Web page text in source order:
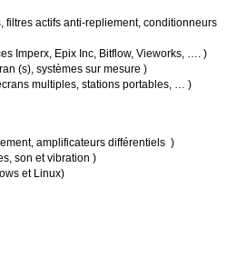
filtres actifs anti-repliement, conditionneurs
Imperx, Epix Inc, Bitflow, Vieworks, …. )
(s), systèmes sur mesure )
multiples, stations portables, … )
amplificateurs différentiels )
son et vibration )
et Linux)